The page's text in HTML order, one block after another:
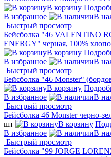
В корзину
В избранное
В
Быстрый просмотр
Бейсболка "46 VALENTINO
ENERGY" черная, 100%
В корзину
В избранное
В
Быстрый просмотр
Бейсболка "46 Monster"
В корзину
В избранное
В
Быстрый просмотр
Бейсболка 46 Monster черно-
шт
В корзину
В избранное
В
Быстрый просмотр
Бейсболка "99 JORGE